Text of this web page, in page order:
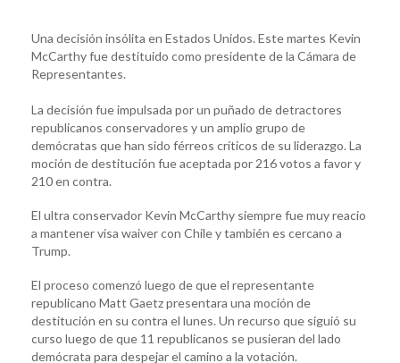
Una decisión insólita en Estados Unidos. Este martes Kevin
McCarthy fue destituido como presidente de la Cámara de
Representantes.
La decisión fue impulsada por un puñado de detractores
republicanos conservadores y un amplio grupo de
demócratas que han sido férreos críticos de su liderazgo. La
moción de destitución fue aceptada por 216 votos a favor y
210 en contra.
El ultra conservador Kevin McCarthy siempre fue muy reacio
a mantener visa waiver con Chile y también es cercano a
Trump.
El proceso comenzó luego de que el representante
republicano Matt Gaetz presentara una moción de
destitución en su contra el lunes. Un recurso que siguió su
curso luego de que 11 republicanos se pusieran del lado
demócrata para despejar el camino a la votación.